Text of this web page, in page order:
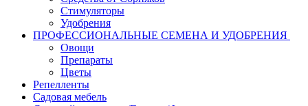
Стимуляторы
Удобрения
ПРОФЕССИОНАЛЬНЫЕ СЕМЕНА И УДОБРЕНИЯ
Овощи
Препараты
Цветы
Репелленты
Садовая мебель